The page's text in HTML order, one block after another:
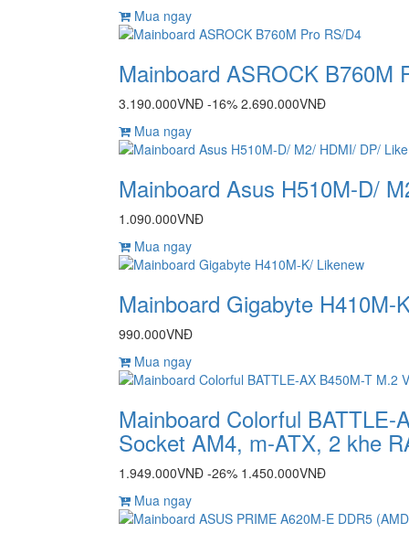
Mua ngay
Mainboard ASROCK B760M
3.190.000VNĐ -16% 2.690.000VNĐ
Mua ngay
Mainboard Asus H510M-D/
1.090.000VNĐ
Mua ngay
Mainboard Gigabyte H410M-
990.000VNĐ
Mua ngay
Mainboard Colorful
Socket AM4, m-ATX, 2 khe
1.949.000VNĐ -26% 1.450.000VNĐ
Mua ngay